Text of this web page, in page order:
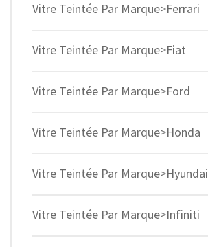
Vitre Teintée Par Marque>Ferrari
Vitre Teintée Par Marque>Fiat
Vitre Teintée Par Marque>Ford
Vitre Teintée Par Marque>Honda
Vitre Teintée Par Marque>Hyundai
Vitre Teintée Par Marque>Infiniti